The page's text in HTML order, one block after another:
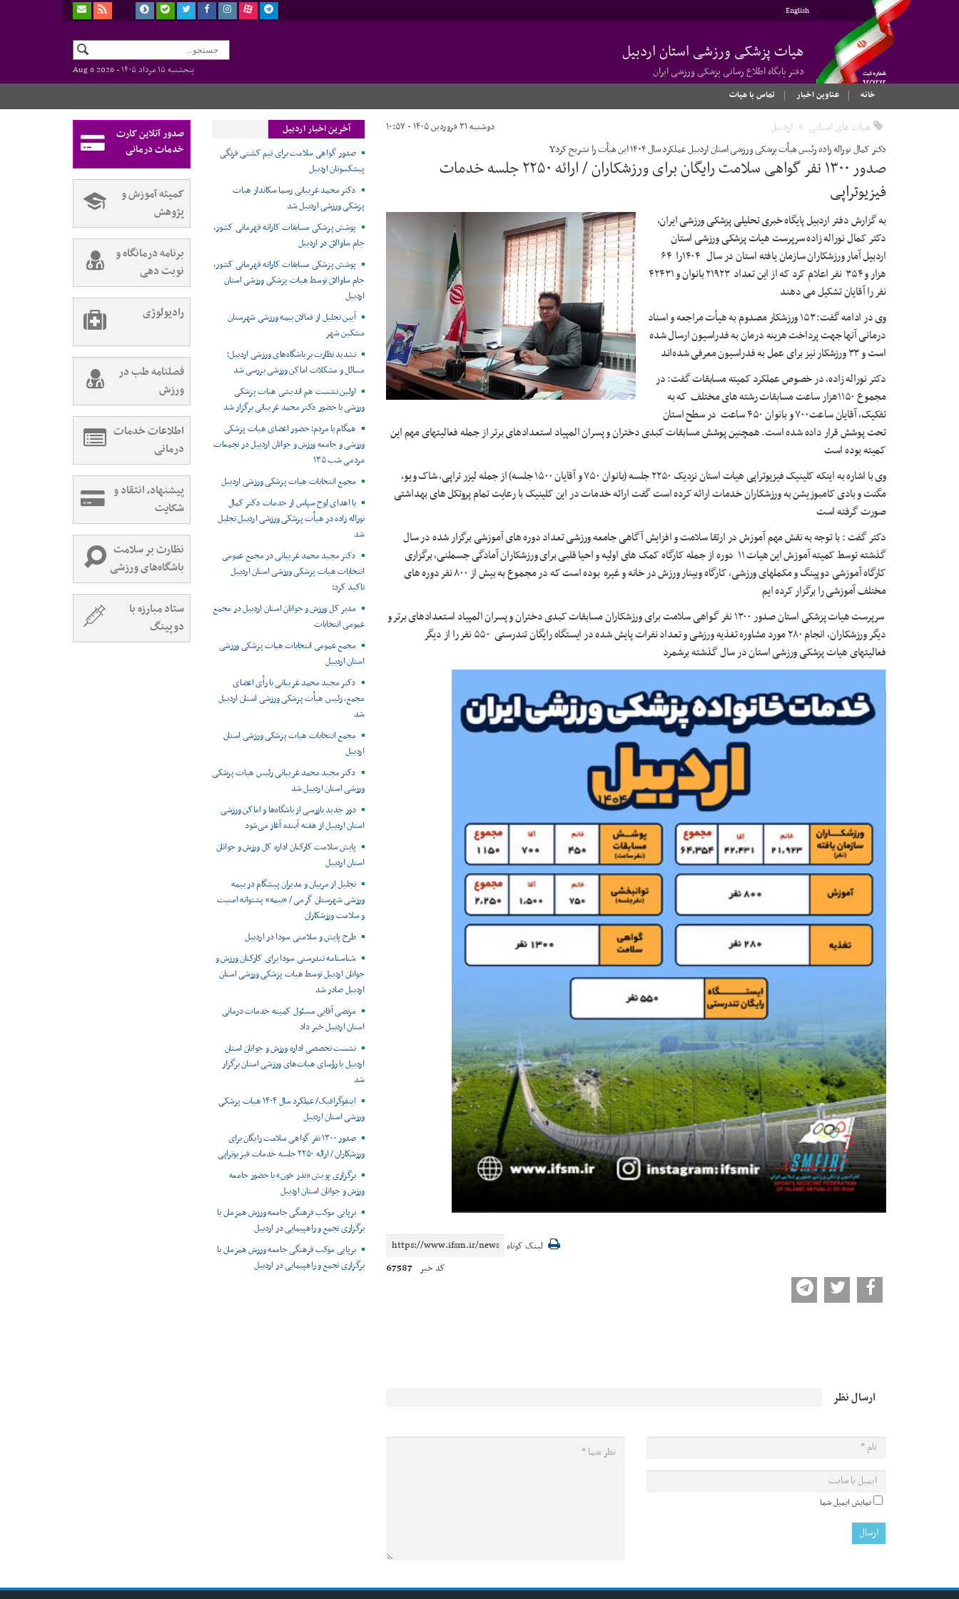
English
هیات پزشکی ورزشی استان اردبیل
دفتر پایگاه اطلاع رسانی پزشکی ورزشی ایران پنجشنبه ۱۵ مرداد ۱۴۰۵ -
Aug 6 2026
خانه
عناوین اخبار تماس با هیات
هیات های استانی اردبیل دوشنبه ۳۱ فروردین ۱۴۰۵ - ۱۰:۵۷
دکتر کمال نوراله زاده رئیس هیأت پزشکی ورزشی استان اردبیل عملکرد سال ۱۴۰۴ این هیأت را تشریح کردY
صدور ۱۳۰۰ نفر گواهی سلامت رایگان برای ورزشکاران / ارائه ۲۲۵۰ جلسه خدمات
فیزیوتراپی
به گزارش دفتر اردبیل پایگاه خبری تحلیلی پزشکی ورزشی ایران،
دکتر کمال نوراله زاده سرپرست هیات پزشکی ورزشی استان
اردبیل آمار ورزشکاران سازمان یافته استان در سال ۱۴۰۴را ۶۴
هزار و ۳۵۴ نفر اعلام کرد که از این تعداد ۲۱۹۲۳ بانوان و ۴۲۴۳۱
نفر را آقایان تشکیل می دهند
وی در ادامه گفت: ۱۵۳ ورزشکار مصدوم به هیأت مراجعه و اسناد
درمانی آنها جهت پرداخت هزینه درمان به فدراسیون ارسال شده
است و ۳۳ ورزشکار نیز برای عمل به فدراسیون معرفی شده‌اند
دکتر نوراله زاده، در خصوص عملکرد کمیته مسابقات گفت: در
مجموع ۱۱۵۰هزار ساعت مسابقات رشته های مختلف که به
تفکیک، آقایان ساعت۷۰۰ و بانوان ۴۵۰ ساعت در سطح استان
تحت پوشش قرار داده شده است. همچنین پوشش مسابقات کبدی دختران و پسران المپیاد استعدادهای برتر از جمله فعالیتهای مهم این
کمیته بوده است
وی با اشاره به اینکه کلینیک فیزیوتراپی هیات استان نزدیک ۲۲۵۰ جلسه (بانوان ۷۵۰ و آقایان ۱۵۰۰ جلسه) از جمله لیزر تراپی، شاک ویو،
مگنت و بادی کامبوزیشن به ورزشکاران خدمات ارائه کرده است گفت ارائه خدمات در این کلینیک با رعایت تمام پروتکل های بهداشتی
صورت گرفته است
دکتر گفت : با توجه به نقش مهم آموزش در ارتقا سلامت و افزایش آگاهی جامعه ورزشی تعداد دوره های آموزشی برگزار شده در سال
گذشته توسط کمیته آموزش این هیات ۱۱ دوره از جمله کارگاه کمک های اولیه و احیا قلبی برای ورزشکاران آمادگی جسملنی، برگزاری
کارگاه آموزشی دوپینگ و مکملهای ورزشی، کارگاه وبینار ورزش در خانه و غیره بوده است که در مجموع به بیش از ۸۰۰ نفر دوره های
مختلف آموزشی را برگزار کرده ایم
سرپرست هیات پزشکی استان صدور ۱۳۰۰ نفر گواهی سلامت برای ورزشکاران مسابقات کبدی دختران و پسران المپیاد استعدادهای برتر و
دیگر ورزشکاران، انجام ۲۸۰ مورد مشاوره تغذیه ورزشی و تعداد نفرات پایش شده در ایستگاه رایگان تندرستی ۵۵۰ نفر را از دیگر
فعالیتهای هیات پزشکی ورزشی استان در سال گذشته برشمرد
لینک کوتاه
کد خبر 67587
ارسال نظر
نمایش ایمیل شما
آخرین اخبار اردبیل
صدور گواهی سلامت برای تیم کشتی فرنگی
پیشکسوتان اردبیل
دکتر محمد غریبانی رسما سکاندار هیات
پزشکی ورزشی اردبیل شد
پوشش پزشکی مسابقات کاراته قهرمانی کشور،
جام ساوالان در اردبیل
پوشش پزشکی مسابقات کاراته قهرمانی کشور،
جام ساوالان توسط هیات پزشکی ورزشی استان
اردبیل
آیین تجلیل از فعالان بیمه ورزشی شهرستان
مشکین شهر
تشدید نظارت بر باشگاه‌های ورزشی اردبیل؛
مسائل و مشکلات اماکن ورزشی بررسی شد
اولین نشست هم اندیشی هیات پزشکی
ورزشی با حضور دکتر محمد غریبانی برگزار شد
همگام با مردم؛ حضور اعضای هیات پزشکی
ورزشی و جامعه ورزش و جوانان اردبیل در تجمعات
مردمی شب ۱۳۵
مجمع انتخابات هیات پزشکی ورزشی اردبیل
با اهدای لوح سپاس از خدمات دکتر کمال
نوراله زاده در هیأت پزشکی ورزشی اردبیل تجلیل
شد
دکتر مجید محمد غریبانی در مجمع عمومی
انتخابات هیات پزشکی ورزشی استان اردبیل
تاکید کرد:
مدیر کل ورزش و جوانان استان اردبیل در مجمع
عمومی انتخابات
مجمع عمومی انتخابات هیات پزشکی ورزشی
استان اردبیل
دکتر مجید محمد غریبانی با رأی اعضای
مجمع، رئیس هیأت پزشکی ورزشی استان اردبیل
شد
مجمع انتخابات هیات پزشکی ورزشی استان
اردبیل
دکتر مجید محمد غریبانی رئیس هیات پزشکی
ورزشی استان اردبیل شد
دور جدید بازرسی از باشگاه‌ها و اماکن ورزشی
استان اردبیل از هفته آینده آغاز می‌شود
پایش سلامت کارکنان اداره کل ورزش و جوانان
استان اردبیل
تجلیل از مربیان و مدیران پیشگام در بیمه
ورزشی شهرستان گرمی / «بیمه» پشتوانه امنیت
و سلامت ورزشکاران
طرح پایش و سلامتی سودا در اردبیل
شناسنامه تندرستی سودا برای کارکنان ورزش و
جوانان اردبیل توسط هیات پزشکی ورزشی استان
اردبیل صادر شد
مرتضی آقایی مسئول کمیته خدمات درمانی
استان اردبیل خبر داد
نشست تخصصی اداره ورزش و جوانان استان
اردبیل با رؤسای هیات‌های ورزشی استان برگزار
شد
اینفوگرافیک/ عملکرد سال ۱۴۰۴ هیات پزشکی
ورزشی استان اردبیل
صدور ۱۳۰۰ نفر گواهی سلامت رایگان برای
ورزشکاران / ارائه ۲۲۵۰ جلسه خدمات فیزیوتراپی
برگزاری پویش «نذر خون» با حضور جامعه
ورزش و جوانان استان اردبیل
برپایی موکب فرهنگی جامعه ورزش همزمان با
برگزاری تجمع و راهپیمایی در اردبیل
برپایی موکب فرهنگی جامعه ورزش همزمان با
برگزاری تجمع و راهپیمایی در اردبیل
صدور آنلاین کارت
خدمات درمانی
کمیته آموزش و
پژوهش
برنامه درمانگاه و
نوبت دهی
رادیولوژی
فصلنامه طب در
ورزش
اطلاعات خدمات
درمانی
پیشنهاد، انتقاد و
شکایت
نظارت بر سلامت
باشگاه‌های ورزشی
ستاد مبارزه با
دوپینگ